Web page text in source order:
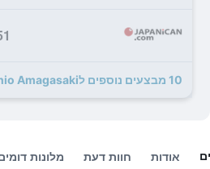
10 מבצעים נוספים לHotel Vischio Amagasaki
אודות חוות דעת מלונות